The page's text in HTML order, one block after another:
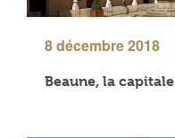
8 décembre 2018
Beaune, la